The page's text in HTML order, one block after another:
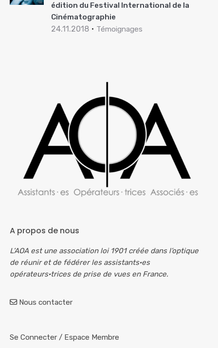
édition du Festival International de la
Cinématographie
24.11.2018 Témoignages
A propos de nous
L’AOA est une association loi 1901 créée dans l’optique
de réunir et de fédérer les assistants·es
opérateurs·trices de prise de vues en France.
Nous contacter
Se Connecter / Espace Membre